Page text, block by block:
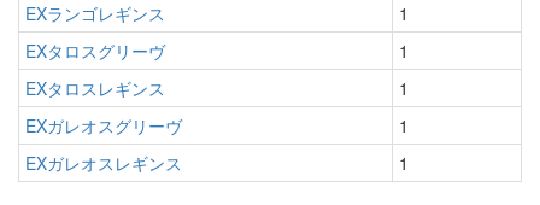
EXランゴレギンス
1
EXタロスグリーヴ
1
EXタロスレギンス
1
EXガレオスグリーヴ
1
EXガレオスレギンス
1